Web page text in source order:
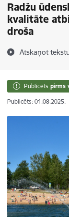
Radžu
kvalitāte
droša
Atskaņot
Publicēts pirms
Publicēts: 01.08.2025.